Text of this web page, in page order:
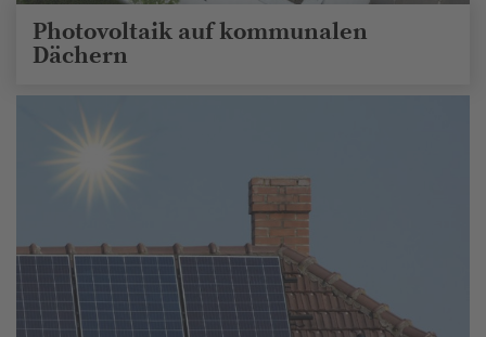
Photovoltaik auf kommunalen
Dächern